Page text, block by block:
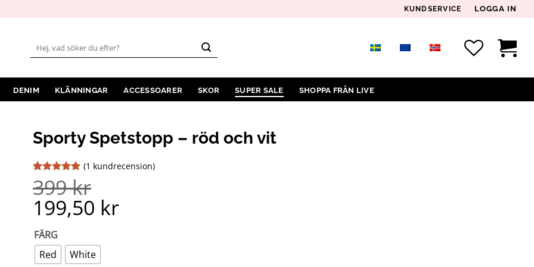
KUNDSERVICE LOGGA IN
Sök
efter:
DENIM KLÄNNINGAR ACCESSOARER SKOR SUPER SALE SHOPPA FRÅN LIVE
Sporty Spetstopp – röd och vit
Betygsatt
5
av 5
baserat på
1
kundrecension
(1 kundrecension)
399kr
199,50 kr
FÄRG
Red
White